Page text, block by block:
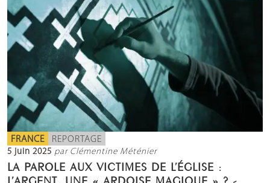
FRANCE REPORTAGE
5 juin 2025 par Clémentine Méténier
LA PAROLE AUX VICTIMES DE L’ÉGLISE :
L’ARGENT, UNE « ARDOISE MAGIQUE » ? -